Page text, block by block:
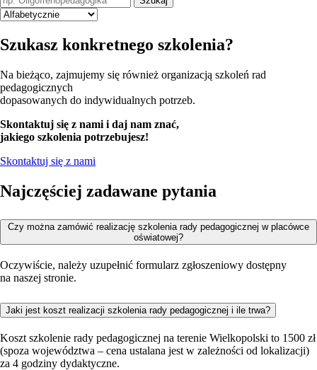
Szukasz konkretnego szkolenia?
Na bieżąco, zajmujemy się również organizacją szkoleń rad
pedagogicznych
dopasowanych do indywidualnych potrzeb.
Skontaktuj się z nami i daj nam znać,
jakiego szkolenia potrzebujesz!
Skontaktuj się z nami
Najczęściej zadawane pytania
Czy można zamówić realizację szkolenia rady pedagogicznej w placówce
oświatowej?
Oczywiście, należy uzupełnić formularz zgłoszeniowy dostępny
na naszej stronie.
Jaki jest koszt realizacji szkolenia rady pedagogicznej i ile trwa?
Koszt szkolenie rady pedagogicznej na terenie Wielkopolski to 1500 zł
(spoza województwa – cena ustalana jest w zależności od lokalizacji)
za 4 godziny dydaktyczne.